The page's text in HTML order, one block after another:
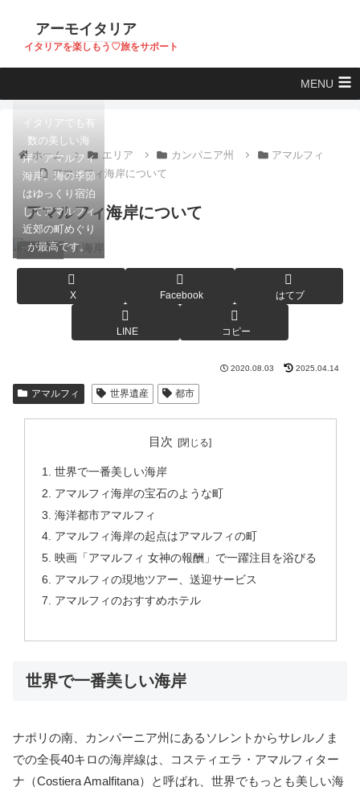
アーモイタリア
イタリアを楽しもう♡旅をサポート
MENU
ホーム エリア カンパニア州
アマルフィ
アマルフィ海岸について
アマルフィ海岸について
アマルフィ
イタリアでも有
数の美しい海
岸、アマルフィ
海岸。海の季節
はゆっくり宿泊
してアマルフィ
近郊の町めぐり
が最高です。
X Facebook はてブ
LINE コピー
2020.08.03 2025.04.14
アマルフィ 世界遺産 都市
目次
世界で一番美しい海岸
アマルフィ海岸の宝石のような町
海洋都市アマルフィ
アマルフィ海岸の起点はアマルフィの町
映画「アマルフィ 女神の報酬」で一躍注目を浴びる
アマルフィの現地ツアー、送迎サービス
アマルフィのおすすめホテル
世界で一番美しい海岸
ナポリの南、カンパーニア州にあるソレントからサレルノま
での全長40キロの海岸線は、コスティエラ・アマルフィター
ナ（Costiera Amalfitana）と呼ばれ、世界でもっとも美しい海